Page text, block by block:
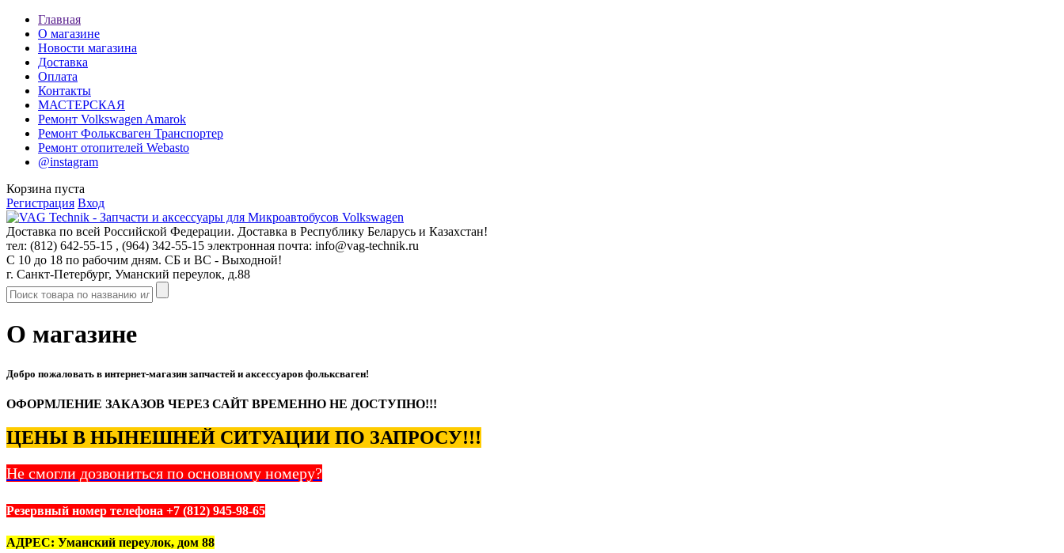
Главная
О магазине
Новости магазина
Доставка
Оплата
Контакты
МАСТЕРСКАЯ
Ремонт Volkswagen Amarok
Ремонт Фольксваген Транспортер
Ремонт отопителей Webasto
@instagram
Корзина пуста
Регистрация Вход
Доставка по всей Российской Федерации. Доставка в Республику Беларусь и Казахстан!
тел: (812) 642-55-15 , (964) 342-55-15 электронная почта: info@vag-technik.ru
С 10 до 18 по рабочим дням. СБ и ВС - Выходной!
г. Санкт-Петербург, Уманский переулок, д.88
О магазине
Добро пожаловать в интернет-магазин запчастей и аксессуаров фольксваген!
ОФОРМЛЕНИЕ ЗАКАЗОВ ЧЕРЕЗ САЙТ ВРЕМЕННО НЕ ДОСТУПНО!!!
ЦЕНЫ В НЫНЕШНЕЙ СИТУАЦИИ ПО ЗАПРОСУ!!!
Не смогли дозвониться по основному номеру?
Резервный номер телефона +7 (812) 945-98-65
АДРЕС: Уманский переулок, дом 88